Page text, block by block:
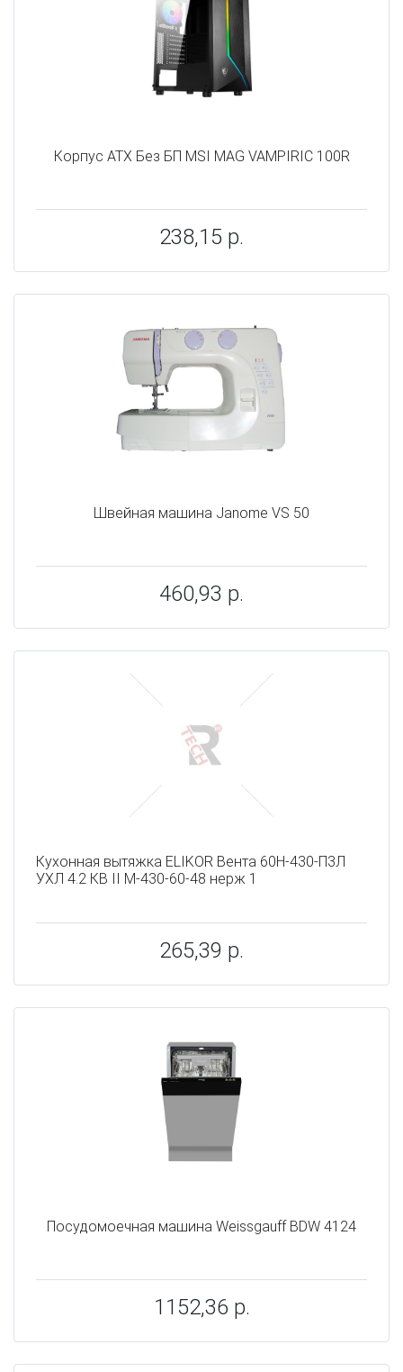
Корпус ATX Без БП MSI MAG VAMPIRIC 100R
238,15 р.
Швейная машина Janome VS 50
460,93 р.
Кухонная вытяжка ELIKOR Вента 60Н-430-П3Л
УХЛ 4.2 КВ II М-430-60-48 нерж 1
265,39 р.
Посудомоечная машина Weissgauff BDW 4124
1152,36 р.